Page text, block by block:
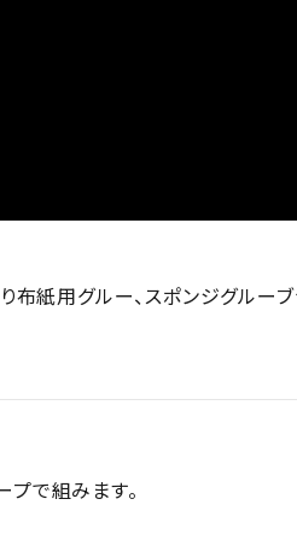
布紙用グルー、スポンジグルーブ
で組みます。